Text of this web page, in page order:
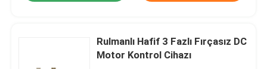
Rulmanlı Hafif 3 Fazlı Fırçasız DC
Motor Kontrol Cihazı